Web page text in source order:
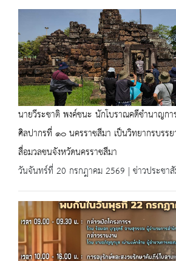
นายวีระชาติ พงค์ชนะ นักโบราณคดีชำนาญก
ศิลปากรที่ ๑๐ นครราชสีมา เป็นวิทยากรบรร
สื่อมวลชนจังหวัดนครราชสีมา
วันจันทร์ที่ 20 กรกฎาคม 2569 | ข่าวประชา